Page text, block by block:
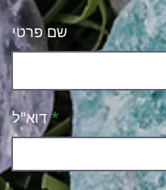
שם פרטי
דוא"ל